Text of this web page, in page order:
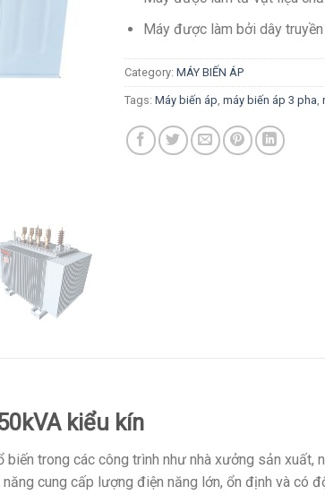
Máy được làm bởi dây
Category: MÁY BIẾN ÁP
Tags: Máy biến áp, máy biến áp 3 pha,
kiểu kín
trong các công trình như nhà xưởng sản xuất,
cung cấp lượng điện năng lớn, ổn định và có